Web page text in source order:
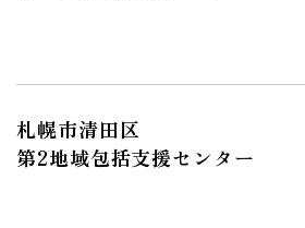
札幌市清田区
第2地域包括支援センター